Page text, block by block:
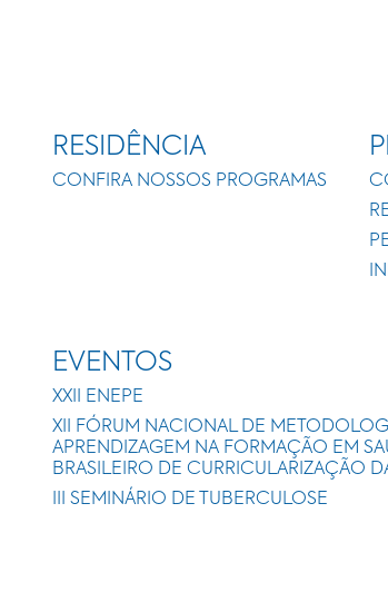
RESIDÊNCIA
CONFIRA NOSSOS PROGRAMAS
EVENTOS
XXII ENEPE
XII FÓRUM NACIONAL DE
APRENDIZAGEM NA FORMAÇÃO EM
BRASILEIRO DE CURRICULARIZAÇÃO
III SEMINÁRIO DE TUBERCULOSE